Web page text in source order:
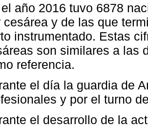
año 2016 tuvo 6878
cesárea y de las que
instrumentado. Estas
son similares a las
referencia.
el día la guardia de
y por el turno
el desarrollo de la